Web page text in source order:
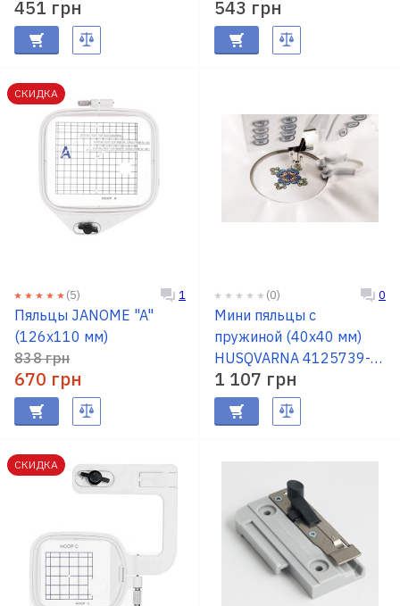
451 грн 543 грн
СКИДКА
(5) 1
Пяльцы JANOME "A"
(126х110 мм)
838 грн
670 грн
(0) 0
Мини пяльцы с
пружиной (40х40 мм)
HUSQVARNA 4125739-
01
1 107 грн
СКИДКА